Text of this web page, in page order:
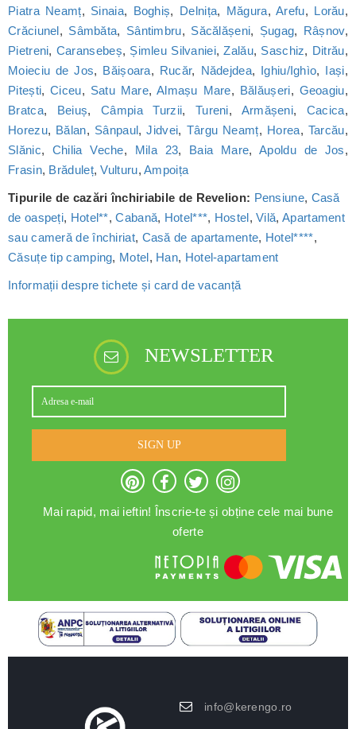
Piatra Neamț, Sinaia, Boghiș, Delnița, Măgura,Arefu, Lorău,
Crăciunel, Sâmbăta, Sântimbru, Săcălășeni, Șugag, Râșnov,
Pietreni, Caransebeș, Șimleu Silvaniei,Zalău, Saschiz, Ditrău,
Moieciu de Jos, Băișoara, Rucăr, Nădejdea, Ighiu/Ighìo, Iași,
Pitești,Ciceu, Satu Mare, Almașu Mare, Bălăușeri, Geoagiu,
Bratca, Beiuș, Câmpia Turzii, Tureni, Armășeni, Cacica,
Horezu, Bălan, Sânpaul,Jidvei, Târgu Neamț, Horea, Tarcău,
Slănic, Chilia Veche, Mila 23, Baia Mare,Apoldu de Jos,
Frasin, Brăduleț,Vulturu,Ampoița
Tipurile de cazări închiriabile de Revelion: Pensiune, Casă
de oaspeți, Hotel**,Cabană, Hotel***, Hostel,Vilă, Apartament
sau cameră de închiriat, Casă de apartamente, Hotel****,
Căsuțe tip camping, Motel, Han, Hotel-apartament
Informații despre tichete și card de vacanță
NEWSLETTER
SIGN UP
Mai rapid, mai ieftin! Înscrie-te și obține cele mai bune
oferte
info@kerengo.ro